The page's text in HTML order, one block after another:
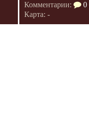
Комментарии:
0
Карта: -